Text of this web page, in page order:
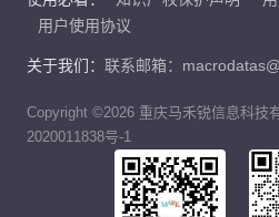
用户使用协议
关于我们： 联系邮箱：
Copyright ©2026 重庆马禾锐信息科技
2020011838号-1